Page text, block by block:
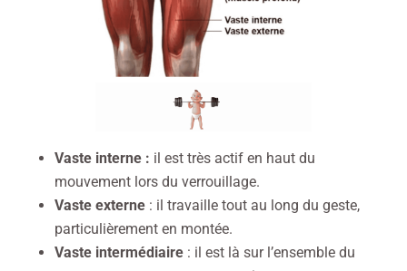
Vaste interne : il est très actif en haut du
mouvement lors du verrouillage.
Vaste externe : il travaille tout au long du geste,
particulièrement en montée.
Vaste intermédiaire : il est là sur l’ensemble du